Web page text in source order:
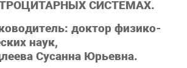
СИСТЕМАХ.
доктор физико-
наук,
Сусанна Юрьевна.